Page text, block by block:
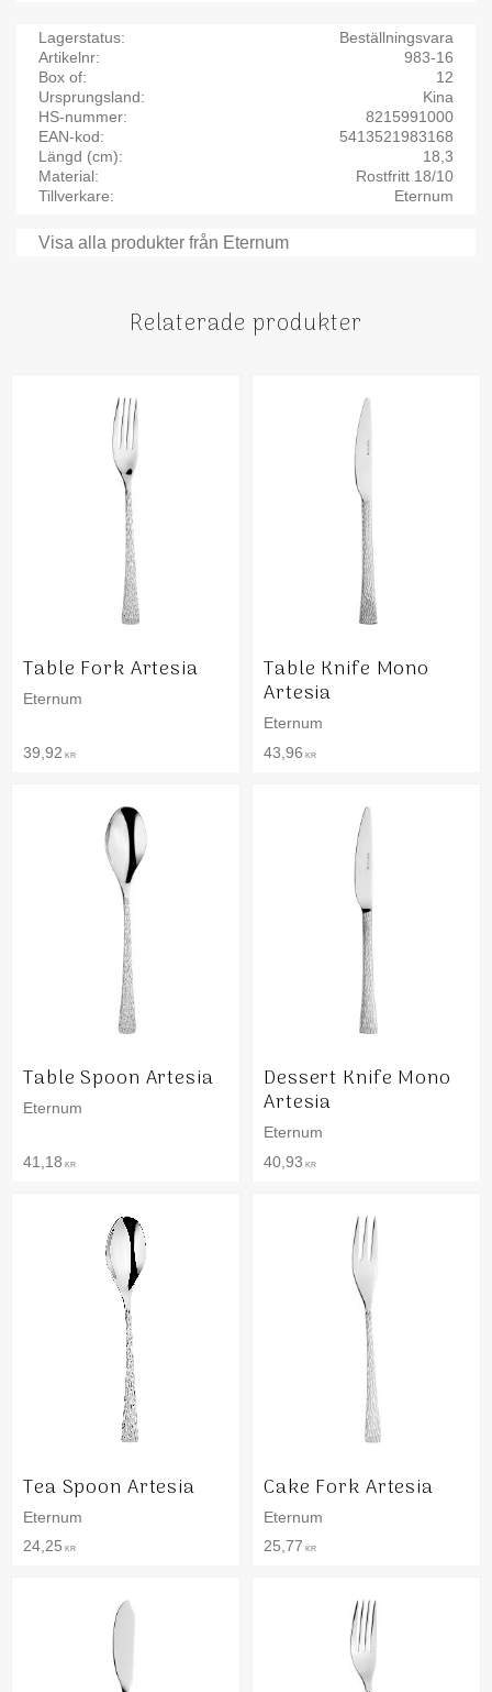
Lagerstatus
Beställningsvara
Artikelnr
983-16
Box of
12
Ursprungsland
Kina
HS-nummer
8215991000
EAN-kod
5413521983168
Längd (cm)
18,3
Material
Rostfritt 18/10
Tillverkare
Eternum
Visa alla produkter från Eternum
Relaterade produkter
Table Fork Artesia
Eternum
39,92 KR
Table Knife Mono
Artesia
Eternum
43,96 KR
Table Spoon Artesia
Eternum
41,18 KR
Dessert Knife Mono
Artesia
Eternum
40,93 KR
Tea Spoon Artesia
Eternum
24,25 KR
Cake Fork Artesia
Eternum
25,77 KR